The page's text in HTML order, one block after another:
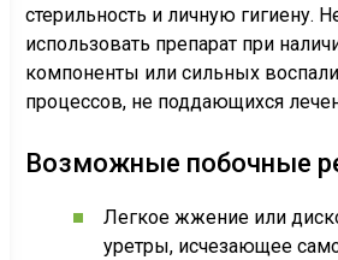
стерильность и личную гигиену.
использовать препарат при
компоненты или сильных
процессов, не поддающихся
Возможные побочные
Легкое жжение или
уретры, исчезающее